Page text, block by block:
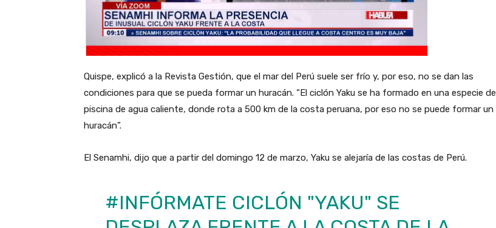
Quispe, explicó a la Revista Gestión, que el mar del Perú suele ser frío y, por eso, no se dan las
condiciones para que se pueda formar un huracán. “El ciclón Yaku se ha formado en una especie de
piscina de agua caliente, donde rota a 500 km de la costa peruana, por eso no se puede formar un
huracán”.
El Senamhi, dijo que a partir del domingo 12 de marzo, Yaku se alejaría de las costas de Perú.
#INFÓRMATE CICLÓN "YAKU" SE